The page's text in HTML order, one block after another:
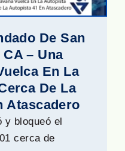
De San
– Una
En La
De La
Atascadero
y bloqueó el
cerca de